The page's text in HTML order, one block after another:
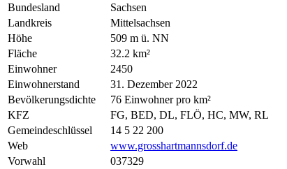
Bundesland
Sachsen
Landkreis
Mittelsachsen
Höhe
509 m ü. NN
Fläche
32.2 km²
Einwohner
2450
Einwohnerstand
31. Dezember 2022
Bevölkerungsdichte
76 Einwohner pro km²
KFZ
FG, BED, DL, FLÖ, HC, MW, RL
Gemeindeschlüssel
14 5 22 200
Web
www.grosshartmannsdorf.de
Vorwahl
037329